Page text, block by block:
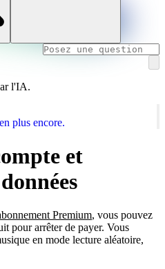
l'IA.
plus encore.
et
Premium, vous pouvez
pour arrêter de payer. Vous
en mode lecture aléatoire,